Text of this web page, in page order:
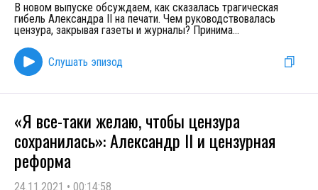
В новом выпуске обсуждаем, как сказалась трагическая
гибель Александра II на печати. Чем руководствовалась
цензура, закрывая газеты и журналы? Принима...
Слушать эпизод
«Я все-таки желаю, чтобы цензура
сохранилась»: Александр II и цензурная
реформа
24.11.2021 • 00:14:58